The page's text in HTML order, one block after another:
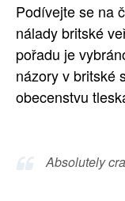
Podívejte se na
nálady britské
pořadu je
názory v britské
obecenstvu
Absolutely